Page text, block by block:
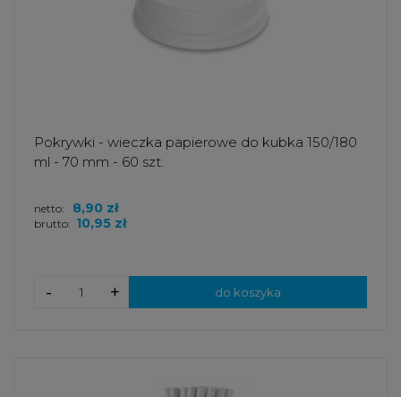
Pokrywki - wieczka papierowe do kubka 150/180
ml - 70 mm - 60 szt.
brutto: 10,95 zł
netto: 8,90 zł
+
- do koszyka